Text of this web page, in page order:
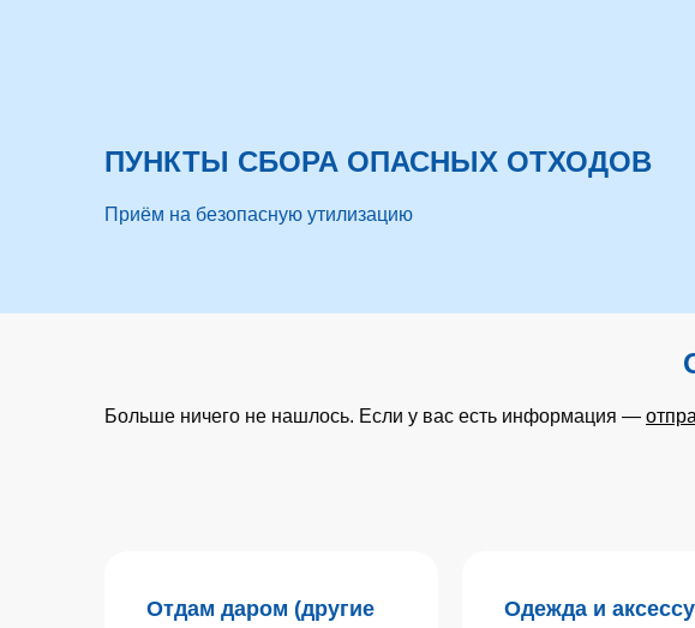
ПУНКТЫ СБОРА ОПАСНЫХ ОТХОДОВ
Приём на безопасную утилизацию
Больше ничего не нашлось. Если у вас есть информация —
Отдам даром (другие
Одежда и